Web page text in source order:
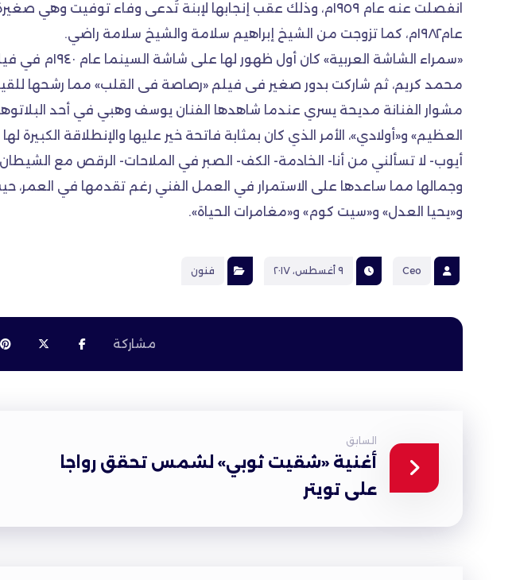
انفصلت عنه عام ١٩٥٩م، وذلك عقب إنجابها لإبنة تُدعى وفاء
عام١٩٨٢م، كما تزوجت من الشيخ إبراهيم سلامة والشيخ سلامة راضي.
«سمراء
مشوار الفنانة مديحة يسري عندما شاهدها الفنان يوسف وهبي في أحد
العظيم» و«أولادي»، الأمر الذي كان بمثابة فاتحة خير عليها والإنطلاقة
أيوب- لا تسألني من أنا- الخادمة- الكف- الصبر في الملاحات- الرقص مع
وجمالها مما ساعدها على الاستمرار في العمل الفني رغم تقدمها في العمر،
و«يحيا العدل» و«سيت كوم» و«مغامرات الحياة».
Ceo ٩ أغسطس، ٢٠١٧ فنون
السابق
أغنية «شقيت ثوبي» لشمس تحقق رواجا
على تويتر